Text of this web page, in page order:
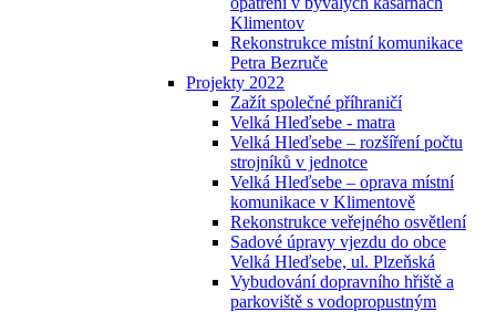
Klimentov
Rekonstrukce místní komunikace
Petra Bezruče
Projekty 2022
Zažít společné příhraničí
Velká Hleďsebe - matra
Velká Hleďsebe – rozšíření počtu
strojníků v jednotce
Velká Hleďsebe – oprava místní
komunikace v Klimentově
Rekonstrukce veřejného osvětlení
Sadové úpravy vjezdu do obce
Velká Hleďsebe, ul. Plzeňská
Vybudování dopravního hřiště a
parkoviště s vodopropustným